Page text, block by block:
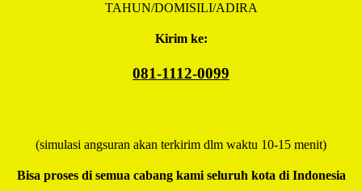
TAHUN/DOMISILI/ADIRA
Kirim ke:
081-1112-0099
(simulasi angsuran akan terkirim dlm waktu 10-15 menit)
Bisa proses di semua cabang kami seluruh kota di Indonesia